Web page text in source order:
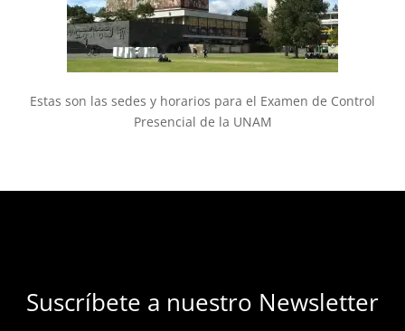
Estas son las sedes y horarios para el Examen de Control
Presencial de la UNAM
Suscríbete a nuestro Newsletter